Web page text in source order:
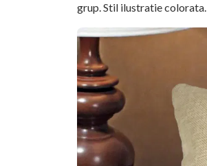
grup. Stil ilustratie colorata.